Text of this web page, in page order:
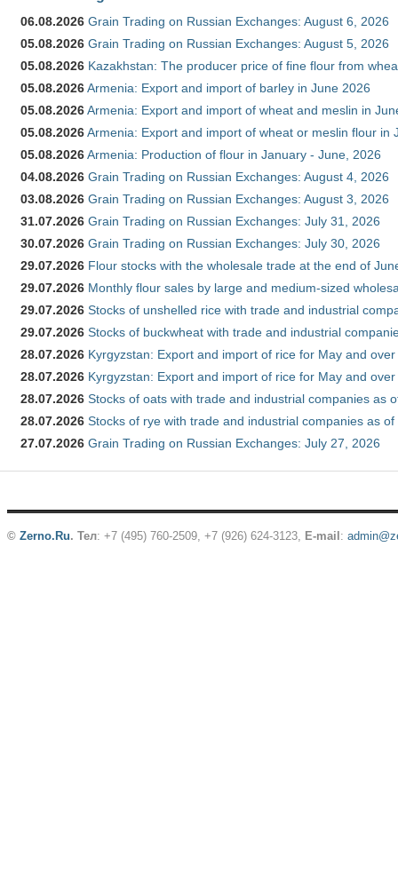
06.08.2026 Grain Trading on Russian Exchanges: August 6, 2026
05.08.2026 Grain Trading on Russian Exchanges: August 5, 2026
05.08.2026 Kazakhstan: The producer price of fine flour from
05.08.2026Armenia: Export and import of barley in June 2026
05.08.2026Armenia: Export and import of wheat and meslin in
05.08.2026Armenia: Export and import of wheat or meslin flour in
05.08.2026Armenia: Production of flour in January - June, 2026
04.08.2026 Grain Trading on Russian Exchanges: August 4, 2026
03.08.2026 Grain Trading on Russian Exchanges: August 3, 2026
31.07.2026 Grain Trading on Russian Exchanges: July 31, 2026
30.07.2026 Grain Trading on Russian Exchanges: July 30, 2026
29.07.2026 Flour stocks with the wholesale trade at the end of
29.07.2026 Monthly flour sales by large and medium-sized
29.07.2026 Stocks of unshelled rice with trade and industrial
29.07.2026 Stocks of buckwheat with trade and industrial
28.07.2026 Kyrgyzstan: Export and import of rice for May and
28.07.2026 Kyrgyzstan: Export and import of rice for May and
28.07.2026 Stocks of oats with trade and industrial companies as
28.07.2026 Stocks of rye with trade and industrial companies as
27.07.2026 Grain Trading on Russian Exchanges: July 27, 2026
© Zerno.Ru. Тел: +7 (495) 760-2509, +7 (926) 624-3123, E-mail :